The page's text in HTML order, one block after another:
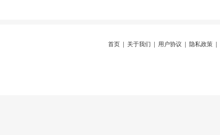
首页 关于我们 用户协议 隐私政策